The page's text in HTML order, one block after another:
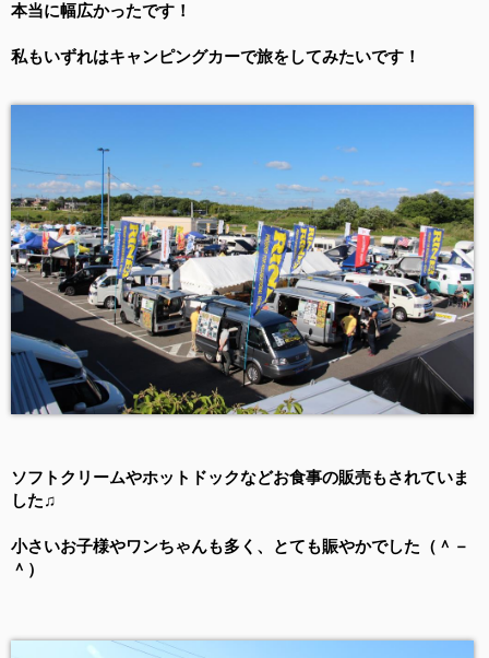
本当に幅広かったです！
私もいずれはキャンピングカーで旅をしてみたいです！
ソフトクリームやホットドックなどお食事の販売もされていま
した♫
小さいお子様やワンちゃんも多く、とても賑やかでした（＾－
＾）